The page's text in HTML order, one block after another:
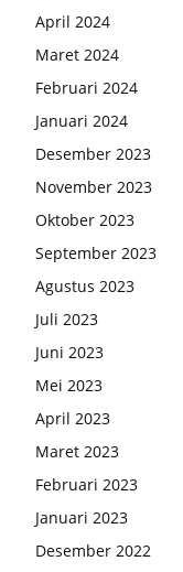
April 2024
Maret 2024
Februari 2024
Januari 2024
Desember 2023
November 2023
Oktober 2023
September 2023
Agustus 2023
Juli 2023
Juni 2023
Mei 2023
April 2023
Maret 2023
Februari 2023
Januari 2023
Desember 2022